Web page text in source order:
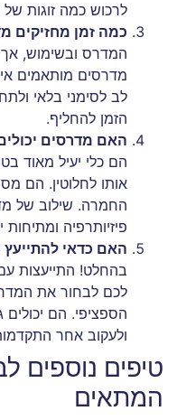
לרכוש כמה זוגות של
כמה זמן מחזיקים
מדרסים מותאמים
לב לסימני בלאי
הזמן להחליף.
האם מדרסים
הם כלי יעיל מאוד
אותו לחלוטין. הם
החמרה. שילוב של
פיזיותרפיה
האם כדאי
בהחלט! התייעצות
לכם לבחור את
הספציפי. הם יכולים
ולעקוב אחר
טיפים נוספים
המתאים